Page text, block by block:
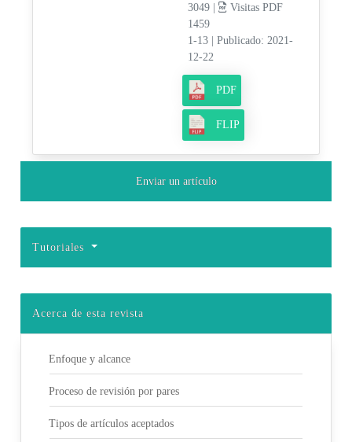
3049 |
Visitas PDF
1459
1-13
Publicado: 2021-
12-22
PDF
FLIP
Enviar un artículo
Tutoriales
Acerca de esta revista
Enfoque y alcance
Proceso de revisión por pares
Tipos de artículos aceptados